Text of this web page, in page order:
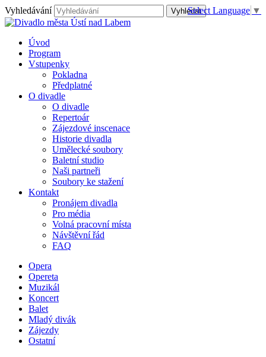
Vyhledávání
Úvod
Program
Vstupenky
Pokladna
Předplatné
O divadle
O divadle
Repertoár
Zájezdové inscenace
Historie divadla
Umělecké soubory
Baletní studio
Naši partneři
Soubory ke stažení
Kontakt
Pronájem divadla
Pro média
Volná pracovní místa
Návštěvní řád
FAQ
Select Language ▼
Opera
Opereta
Muzikál
Koncert
Balet
Mladý divák
Zájezdy
Ostatní